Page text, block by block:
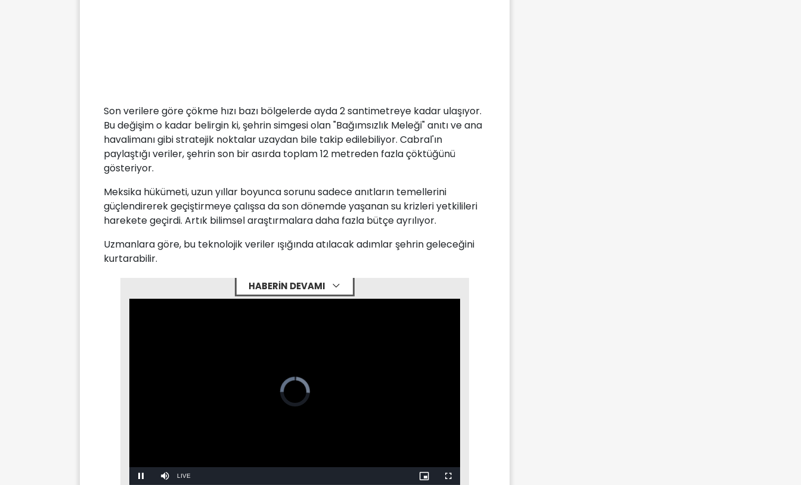
Son verilere göre çökme hızı bazı bölgelerde ayda 2 santimetreye kadar ulaşıyor.
Bu değişim o kadar belirgin ki, şehrin simgesi olan "Bağımsızlık Meleği" anıtı ve ana
havalimanı gibi stratejik noktalar uzaydan bile takip edilebiliyor. Cabral'ın
paylaştığı veriler, şehrin son bir asırda toplam 12 metreden fazla çöktüğünü
gösteriyor.
Meksika hükümeti, uzun yıllar boyunca sorunu sadece anıtların temellerini
güçlendirerek geçiştirmeye çalışsa da son dönemde yaşanan su krizleri yetkilileri
harekete geçirdi. Artık bilimsel araştırmalara daha fazla bütçe ayrılıyor.
Uzmanlara göre, bu teknolojik veriler ışığında atılacak adımlar şehrin geleceğini
kurtarabilir.
HABERİN DEVAMI
Mute Stream